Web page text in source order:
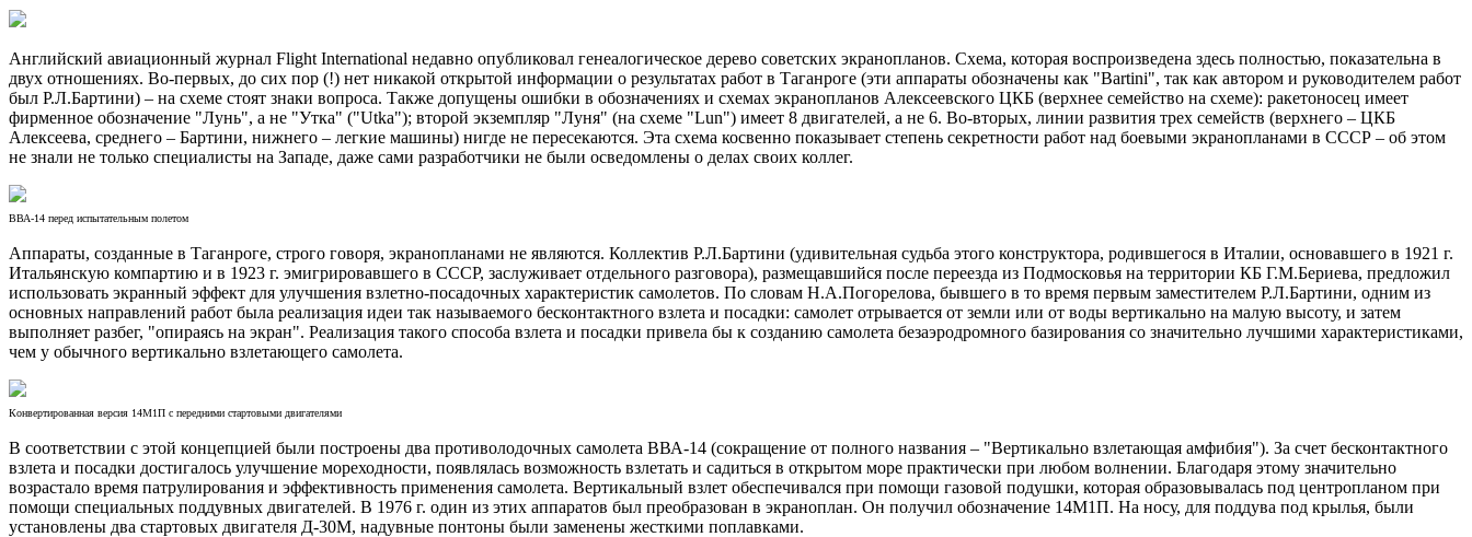
Английский авиационный журнал Flight International недавно опубликовал генеалогическое дерево советских экранопланов. Схема, которая воспроизведена здесь полностью, показательна в
двух отношениях. Во-первых, до сих пор (!) нет никакой открытой информации о результатах работ в Таганроге (эти аппараты обозначены как "Bartini", так как автором и руководителем работ
был Р.Л.Бартини) – на схеме стоят знаки вопроса. Также допущены ошибки в обозначениях и схемах экранопланов Алексеевского ЦКБ (верхнее семейство на схеме): ракетоносец имеет
фирменное обозначение "Лунь", а не "Утка" ("Utka"); второй экземпляр "Луня" (на схеме "Lun") имеет 8 двигателей, а не 6. Во-вторых, линии развития трех семейств (верхнего – ЦКБ
Алексеева, среднего – Бартини, нижнего – легкие машины) нигде не пересекаются. Эта схема косвенно показывает степень секретности работ над боевыми экранопланами в СССР – об этом
не знали не только специалисты на Западе, даже сами разработчики не были осведомлены о делах своих коллег.
ВВА-14 перед испытательным полетом
Аппараты, созданные в Таганроге, строго говоря, экранопланами не являются. Коллектив Р.Л.Бартини (удивительная судьба этого конструктора, родившегося в Италии, основавшего в 1921 г.
Итальянскую компартию и в 1923 г. эмигрировавшего в СССР, заслуживает отдельного разговора), размещавшийся после переезда из Подмосковья на территории КБ Г.М.Бериева, предложил
использовать экранный эффект для улучшения взлетно-посадочных характеристик самолетов. По словам Н.А.Погорелова, бывшего в то время первым заместителем Р.Л.Бартини, одним из
основных направлений работ была реализация идеи так называемого бесконтактного взлета и посадки: самолет отрывается от земли или от воды вертикально на малую высоту, и затем
выполняет разбег, "опираясь на экран". Реализация такого способа взлета и посадки привела бы к созданию самолета безаэродромного базирования со значительно лучшими характеристиками,
чем у обычного вертикально взлетающего самолета.
Конвертированная версия 14М1П с передними стартовыми двигателями
В соответствии с этой концепцией были построены два противолодочных самолета ВВА-14 (сокращение от полного названия – "Вертикально взлетающая амфибия"). За счет бесконтактного
взлета и посадки достигалось улучшение мореходности, появлялась возможность взлетать и садиться в открытом море практически при любом волнении. Благодаря этому значительно
возрастало время патрулирования и эффективность применения самолета. Вертикальный взлет обеспечивался при помощи газовой подушки, которая образовывалась под центропланом при
помощи специальных поддувных двигателей. В 1976 г. один из этих аппаратов был преобразован в экраноплан. Он получил обозначение 14М1П. На носу, для поддува под крылья, были
установлены два стартовых двигателя Д-30М, надувные понтоны были заменены жесткими поплавками.